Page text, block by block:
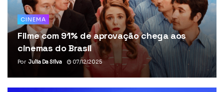
CINEMA
Filme com 91% de aprovação chega aos
cinemas do Brasil
Por Julia Da Silva 07/12/2025